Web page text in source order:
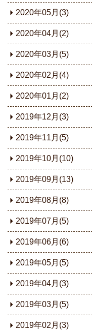
2020年05月(3)
2020年04月(2)
2020年03月(5)
2020年02月(4)
2020年01月(2)
2019年12月(3)
2019年11月(5)
2019年10月(10)
2019年09月(13)
2019年08月(8)
2019年07月(5)
2019年06月(6)
2019年05月(5)
2019年04月(3)
2019年03月(5)
2019年02月(3)